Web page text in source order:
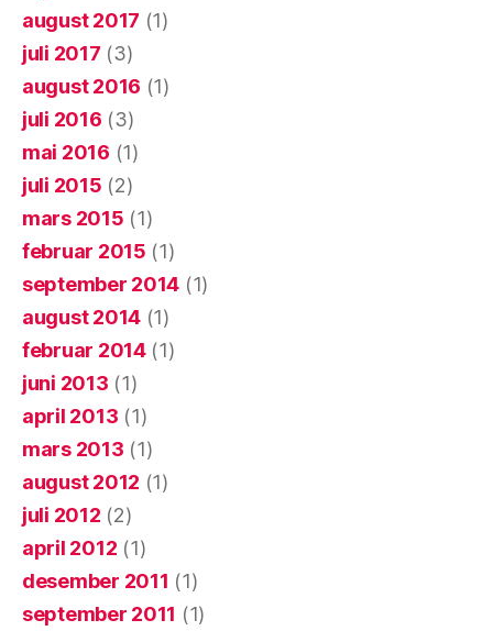
august 2017 (1)
juli 2017 (3)
august 2016 (1)
juli 2016 (3)
mai 2016 (1)
juli 2015 (2)
mars 2015 (1)
februar 2015 (1)
september 2014 (1)
august 2014 (1)
februar 2014(1)
juni 2013 (1)
april 2013 (1)
mars 2013 (1)
august 2012 (1)
juli 2012 (2)
april 2012 (1)
desember 2011 (1)
september 2011 (1)